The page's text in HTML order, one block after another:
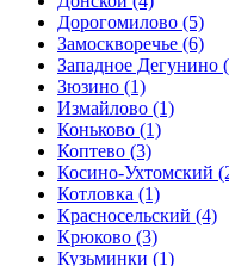
Дорогомилово (5)
Замоскворечье (6)
Западное Дегунино
Зюзино (1)
Измайлово (1)
Коньково (1)
Коптево (3)
Косино-Ухтомский
Котловка (1)
Красносельский (4)
Крюково (3)
Кузьминки (1)